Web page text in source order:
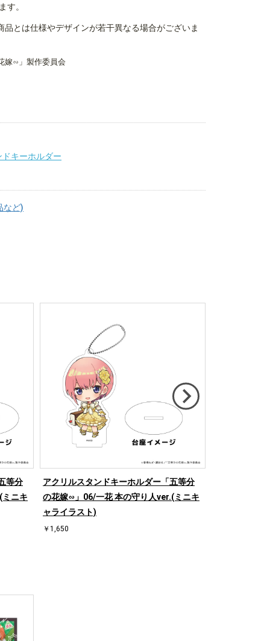
す。
とは仕様やデザインが若干異なる場合がございま
嫁∽」製作委員会
キーホルダー
など)
等分
ニキ
アクリルスタンドキーホルダー「五等分
の花嫁∽」06/一花 本の守り人ver.(ミニキ
ャライラスト)
￥1,650